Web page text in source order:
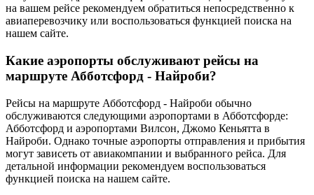
на вашем рейсе рекомендуем обратиться непосредственно к
авиаперевозчику или воспользоваться функцией поиска на
нашем сайте.
Какие аэропорты обслуживают рейсы на
маршруте Абботсфорд - Найроби?
Рейсы на маршруте Абботсфорд - Найроби обычно
обслуживаются следующими аэропортами в Абботсфорде:
Абботсфорд и аэропортами Вилсон, Джомо Кеньятта в
Найроби. Однако точные аэропорты отправления и прибытия
могут зависеть от авиакомпании и выбранного рейса. Для
детальной информации рекомендуем воспользоваться
функцией поиска на нашем сайте.